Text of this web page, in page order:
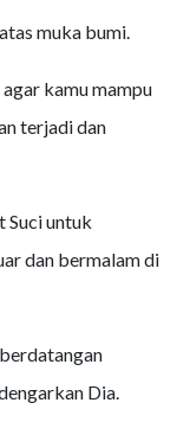
muka bumi.
kamu mampu
terjadi dan
Suci untuk
dan bermalam di
Dia.